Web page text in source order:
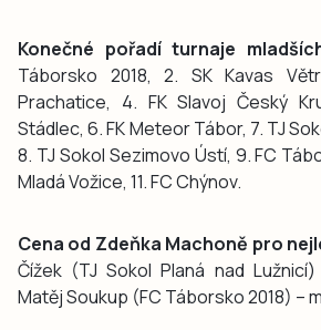
Konečné pořadí turnaje
Táborsko 2018, 2. SK Kavas
Prachatice, 4. FK Slavoj Český
Stádlec, 6. FK Meteor Tábor, 7. TJ
8. TJ Sokol Sezimovo Ústí, 9. FC
Mladá Vožice, 11. FC Chýnov.
Cena od Zdeňka Machoně pro
Čížek (TJ Sokol Planá nad
Matěj Soukup (FC Táborsko 2018) –